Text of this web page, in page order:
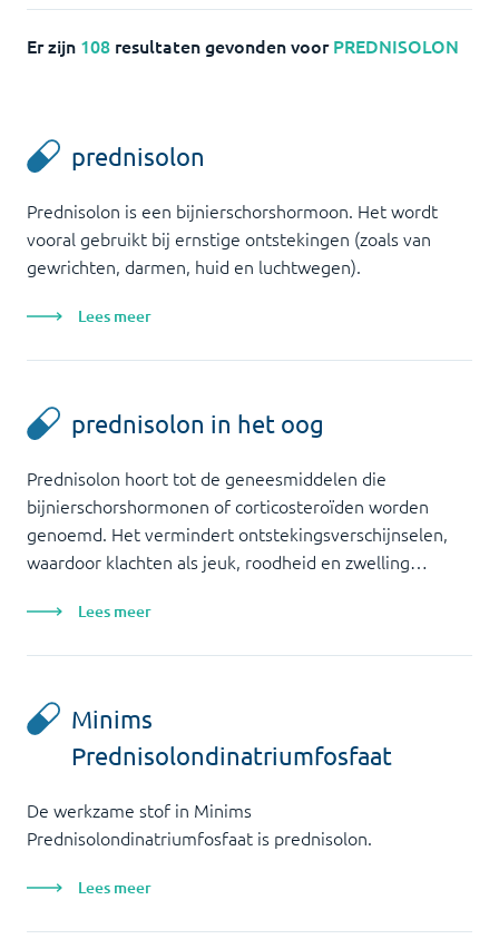
Er zijn 108 resultaten gevonden voor PREDNISOLON
prednisolon
Prednisolon is een bijnierschorshormoon. Het wordt
vooral gebruikt bij ernstige ontstekingen (zoals van
gewrichten, darmen, huid en luchtwegen).
Lees meer
prednisolon in het oog
Prednisolon hoort tot de geneesmiddelen die
bijnierschorshormonen of corticosteroïden worden
genoemd. Het vermindert ontstekingsverschijnselen,
waardoor klachten als jeuk, roodheid en zwelling…
Lees meer
Minims
Prednisolondinatriumfosfaat
De werkzame stof in Minims
Prednisolondinatriumfosfaat is prednisolon.
Lees meer